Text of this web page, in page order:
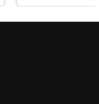
クションを処